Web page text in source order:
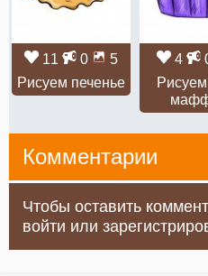
11 0
5
Рисуем печенье
4
Рисуем
Комментарии
Чтобы оставить
войти или